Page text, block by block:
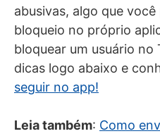
abusivas, algo que
bloqueio no próprio
bloquear um usuário
dicas logo abaixo e
seguir no app!
Leia também: Como